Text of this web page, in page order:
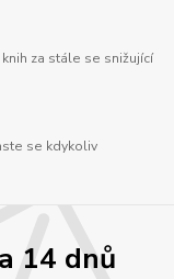
za stále se snižující
se kdykoliv
14 dnů